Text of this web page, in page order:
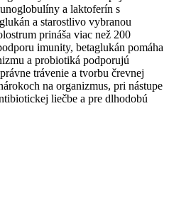
a laktoferín s
a starostlivo vybranou
prináša viac než 200
imunity, betaglukán pomáha
a probiotiká podporujú
trávenie a tvorbu črevnej
na organizmus, pri nástupe
liečbe a pre dlhodobú